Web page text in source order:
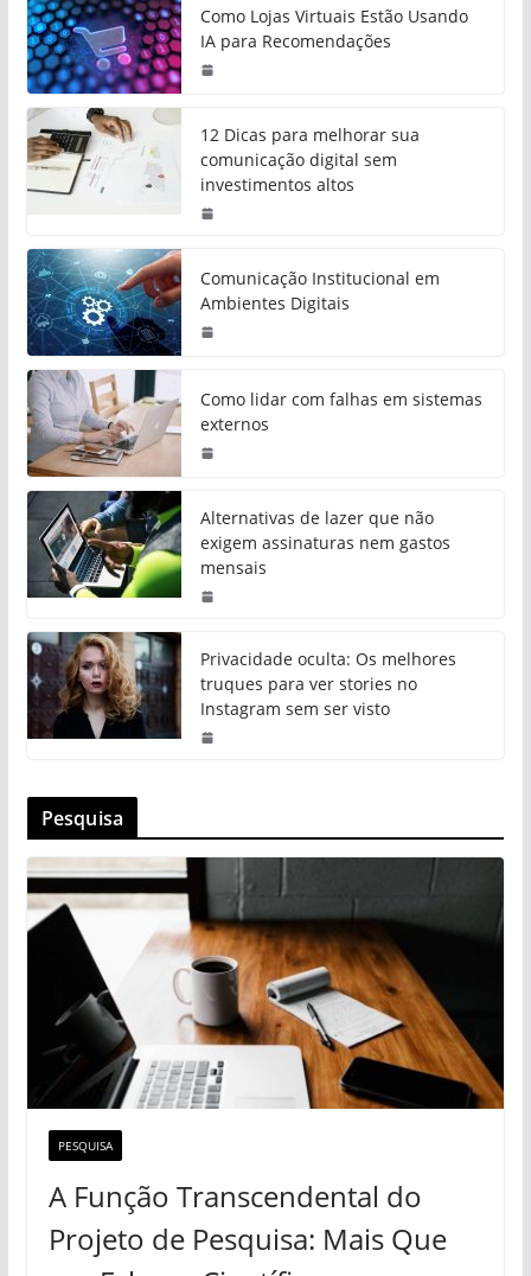
Como Lojas Virtuais Estão Usando
IA para Recomendações
12 Dicas para melhorar sua
comunicação digital sem
investimentos altos
Comunicação Institucional em
Ambientes Digitais
Como lidar com falhas em sistemas
externos
Alternativas de lazer que não
exigem assinaturas nem gastos
mensais
Privacidade oculta: Os melhores
truques para ver stories no
Instagram sem ser visto
Pesquisa
PESQUISA
A Função Transcendental do
Projeto de Pesquisa: Mais Que